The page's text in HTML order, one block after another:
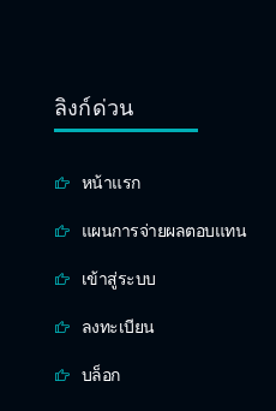
ลิงก์ด่วน
หน้าแรก
แผนการจ่ายผลตอบแทน
เข้าสู่ระบบ
ลงทะเบียน
บล็อก